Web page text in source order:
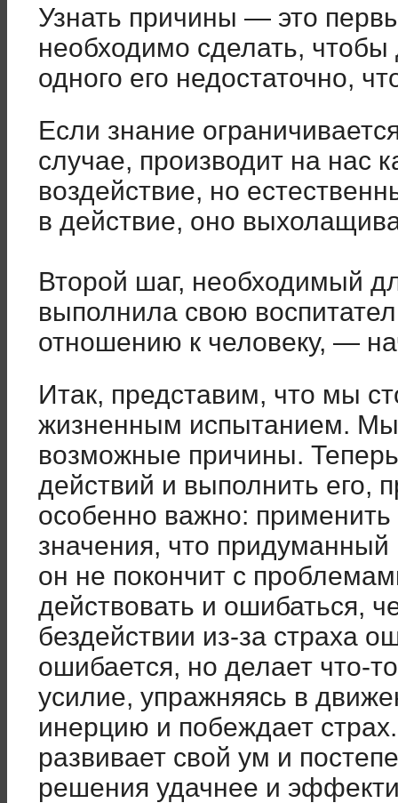
Узнать причины — это
необходимо сделать,
одного его недостаточно,
Если знание
случае, производит на нас
воздействие, но
в действие, оно
Второй шаг, необходимый
выполнила свою
отношению к человеку, —
Итак, представим, что мы
жизненным испытанием. Мы
возможные причины.
действий и выполнить его,
особенно важно:
значения, что
он не покончит с
действовать и ошибаться,
бездействии из-за страха
ошибается, но делает что-
усилие, упражняясь в
инерцию и побеждает
развивает свой ум и
решения удачнее и